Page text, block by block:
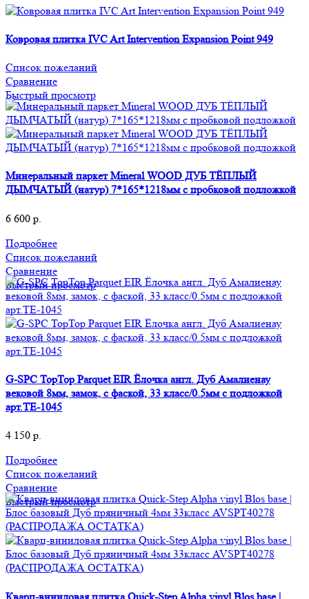
Ковровая плитка IVC Art Intervention Expansion Point 949
Список пожеланий
Сравнение
Быстрый просмотр
Минеральный паркет Mineral WOOD ДУБ ТЁПЛЫЙ
ДЫМЧАТЫЙ (натур) 7*165*1218мм с пробковой подложкой
6 600 р.
Подробнее
Список пожеланий
Сравнение
Быстрый просмотр
G-SPC TopTop Parquet EIR Ёлочка англ. Дуб Амалиенау
вековой 8мм, замок, с фаской, 33 класс/0.5мм с подложкой
арт.TЕ-1045
4 150 р.
Подробнее
Список пожеланий
Сравнение
Быстрый просмотр
Кварц-виниловая плитка Quick-Step Alpha vinyl Blos base |